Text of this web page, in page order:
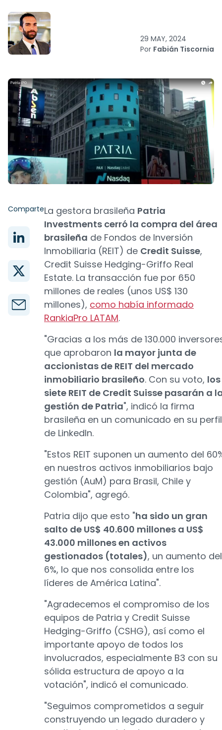
29 MAY, 2024
Por Fabián Tiscornia
ComparteLa gestora brasileña Patria
Investments cerró la compra del área
brasileña de Fondos de Inversión
Inmobiliaria (REIT) de Credit Suisse,
Credit Suisse Hedging-Griffo Real
Estate. La transacción fue por 650
millones de reales (unos US$ 130
millones), como había informado
RankiaPro LATAM.
"Gracias a los más de 130.000
que aprobaron la mayor junta de
accionistas de REIT del mercado
inmobiliario brasileño. Con su voto, los
siete REIT de Credit Suisse pasarán a
gestión de Patria", indicó la firma
brasileña en un comunicado en su perfil
de LinkedIn.
"Estos REIT suponen un aumento del
en nuestros activos inmobiliarios bajo
gestión (AuM) para Brasil, Chile y
Colombia", agregó.
Patria dijo que esto "ha sido un gran
salto de US$ 40.600 millones a US$
43.000 millones en activos
gestionados (totales), un aumento del
6%, lo que nos consolida entre los
líderes de América Latina".
"Agradecemos el compromiso de los
equipos de Patria y Credit Suisse
Hedging-Griffo (CSHG), así como el
importante apoyo de todos los
involucrados, especialmente B3 con su
sólida estructura de apoyo a la
votación", indicó el comunicado.
"Seguimos comprometidos a seguir
construyendo un legado duradero y